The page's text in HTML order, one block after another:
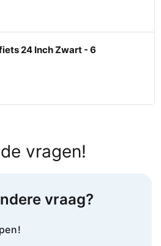
24 Inch Zwart - 6
vragen!
vraag?